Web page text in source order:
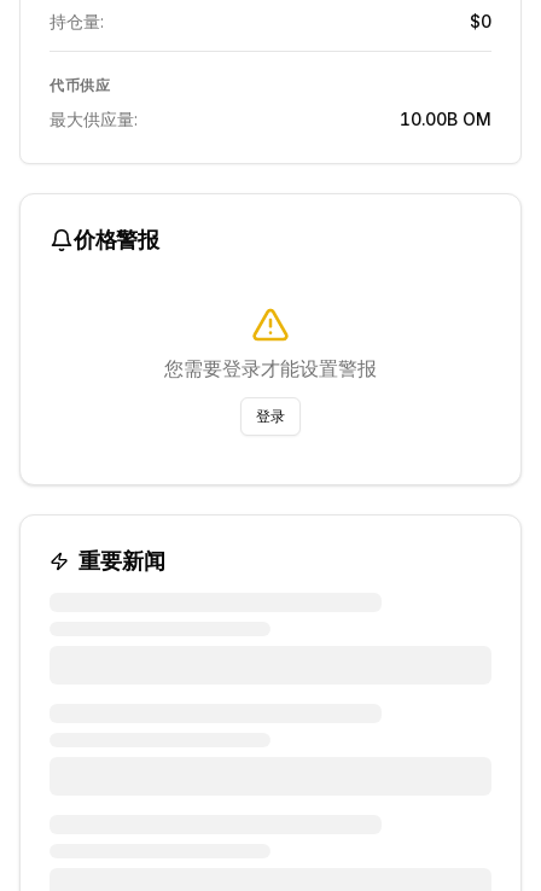
持仓量:
$0
代币供应
最大供应量: 10.00B OM
价格警报
您需要登录才能设置警报
登录
重要新闻